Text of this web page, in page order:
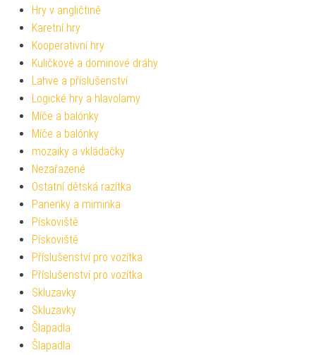
Hry v angličtině
Karetní hry
Kooperativní hry
Kuličkové a dominové dráhy
Lahve a příslušenství
Logické hry a hlavolamy
Míče a balónky
Míče a balónky
mozaiky a vkládačky
Nezařazené
Ostatní dětská razítka
Panenky a miminka
Pískoviště
Pískoviště
Příslušenství pro vozítka
Příslušenství pro vozítka
Skluzavky
Skluzavky
Šlapadla
Šlapadla